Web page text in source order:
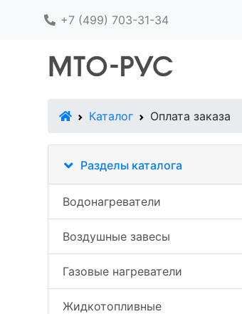
+7 (499) 703-31-34
В начало
Каталог Оплата заказа
Разделы каталога
Водонагреватели
Воздушные завесы
Газовые нагреватели
Жидкотопливные